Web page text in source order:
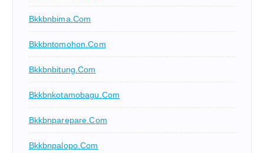
Bkkbnbima.com
Bkkbntomohon.com
Bkkbnbitung.com
Bkkbnkotamobagu.com
Bkkbnparepare.com
Bkkbnpalopo.com